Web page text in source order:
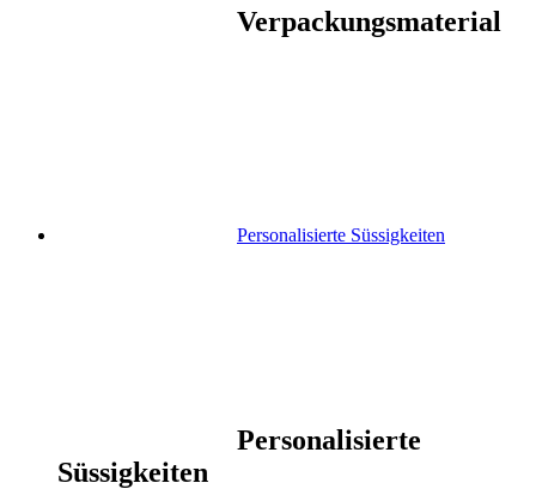
Verpackungsmaterial
Personalisierte Süssigkeiten
Personalisierte
Süssigkeiten